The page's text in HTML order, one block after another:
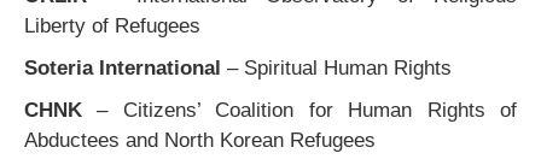
Liberty of Refugees
Soteria International – Spiritual Human Rights
CHNK – Citizens’ Coalition for Human Rights of
Abductees and North Korean Refugees